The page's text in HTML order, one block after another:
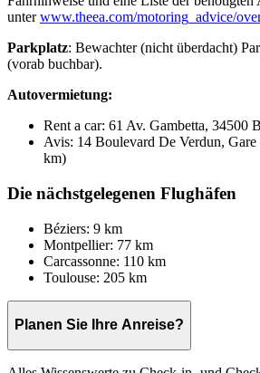
unterwww.theea.com/motoring_advice/
Parkplatz: Bewachter (nicht überdacht)
(vorab buchbar).
Autovermietung:
Rent a car: 61 Av. Gambetta, 34500
Avis: 14 Boulevard De Verdun,
km)
Die nächstgelegenen Flughäfen
Béziers: 9 km
Montpellier: 77 km
Carcassonne: 110 km
Toulouse: 205 km
Planen Sie Ihre Anreise?